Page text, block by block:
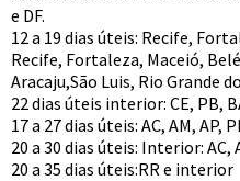
e DF.
12 a 19 dias úteis: Recife,
Recife, Fortaleza, Maceió,
Aracaju,São Luis, Rio Grande
22 dias úteis interior: CE, PB,
17 a 27 dias úteis: AC, AM, AP,
20 a 30 dias úteis: Interior: AC,
20 a 35 dias úteis:RR e interior